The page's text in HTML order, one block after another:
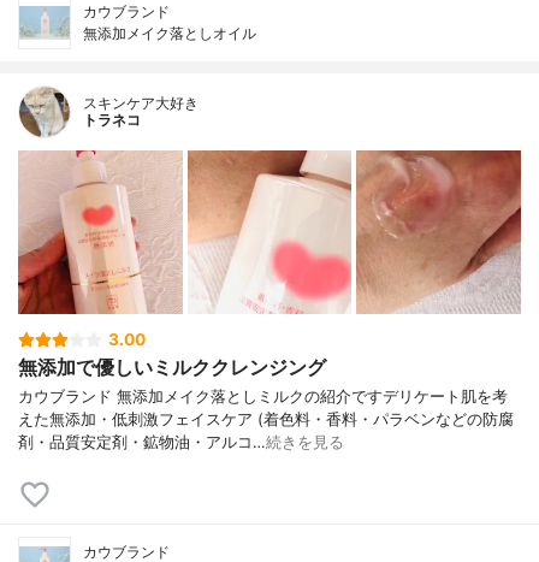
カウブランド
無添加メイク落としオイル
スキンケア大好き
トラネコ
3.00
無添加で優しいミルククレンジング
カウブランド 無添加メイク落としミルクの紹介ですデリケート肌を考
えた無添加・低刺激フェイスケア (着色料・香料・パラベンなどの防腐
剤・品質安定剤・鉱物油・アルコ…続きを見る
カウブランド